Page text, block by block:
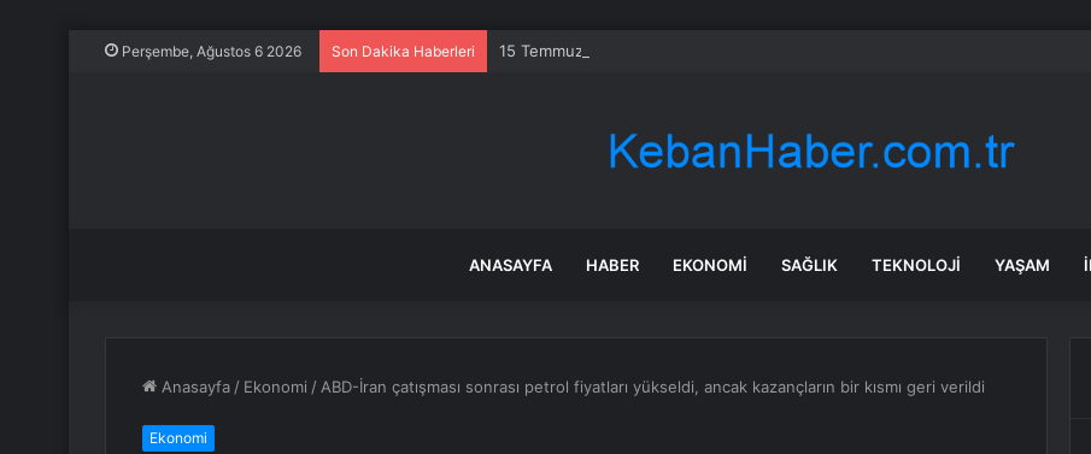
Perşembe, Ağustos 6 2026 Son Dakika Haberleri 15 Temmuz’un firari teröristi tutuklandı!
ANASAYFA HABER EKONOMI SAĞLIK TEKNOLOJI YAŞAM
Anasayfa / Ekonomi / ABD-İran çatışması sonrası petrol fiyatları yükseldi, ancak kazançların bir kısmı geri verildi
Ekonomi